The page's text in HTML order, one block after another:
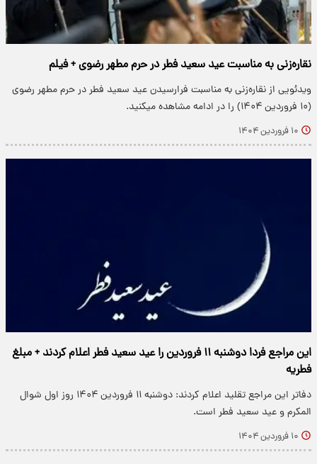
نقاره‌زنی به مناسبت عید سعید فطر در حرم مطهر رضوی + فیلم
ویدئویی از نقاره‌زنی به مناسبت فرارسیدن عید سعید فطر در حرم مطهر رضوی
(۱۰ فروردین ۱۴۰۴) را در ادامه مشاهده میکنید.
۱۰ فروردین ۱۴۰۴
این مراجع فردا دوشنبه ۱۱ فروردین را عید سعید فطر اعلام کردند + مبلغ
فطریه
دفاتر این مراجع تقلید اعلام کردند: دوشنبه ۱۱ فروردین ۱۴۰۴ روز اول شوال
المکرم و عید سعید فطر است.
۱۰ فروردین ۱۴۰۴